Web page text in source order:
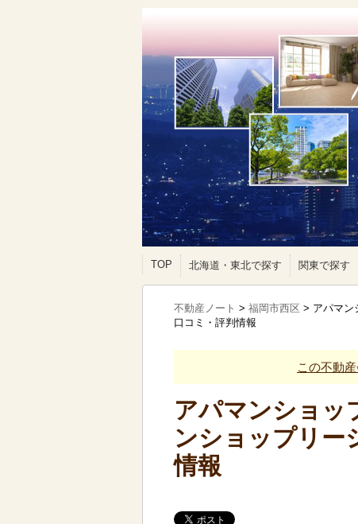
TOP 北海道・東北で探す 関東で探す
不動産ノート > 福岡市西区 > アパマン
口コミ・評判情報
この不動
アパマンショッ
ンショップリー
情報